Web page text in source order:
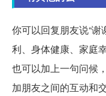
你可以回复朋友说“
利、身体健康、家庭
也可以加上一句问候
加朋友之间的互动和交